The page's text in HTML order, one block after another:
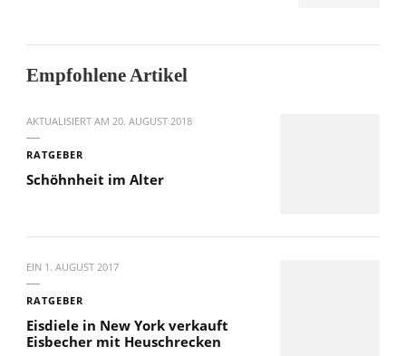
Empfohlene Artikel
AKTUALISIERT AM 20. AUGUST 2018
RATGEBER
Schöhnheit im Alter
EIN 1. AUGUST 2017
RATGEBER
Eisdiele in New York verkauft
Eisbecher mit Heuschrecken